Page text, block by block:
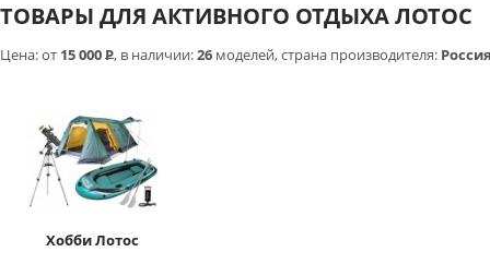
ТОВАРЫ ДЛЯ АКТИВНОГО ОТДЫХА ЛОТОС
Цена: от 15 000Р, в наличии:26 моделей, страна производителя:
Хобби Лотос